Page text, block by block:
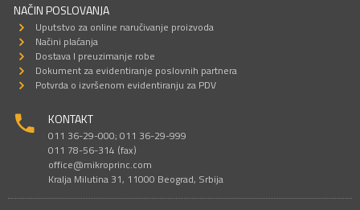
NAČIN POSLOVANJA
Uputstvo za online naručivanje proizvoda
Načini plaćanja
Dostava I preuzimanje robe
Dokument za evidentiranje poslovnih partnera
Potvrda o izvršenom evidentiranju za PDV
KONTAKT
011 36-29-000; 011 36-29-999
011 78-56-314 (fax)
office@mikroprinc.com
Kralja Milutina 31, 11000 Beograd, Srbija